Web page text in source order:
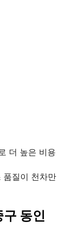
더 높은 비용
품질이 천차만
동인